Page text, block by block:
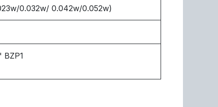
0.032w/ 0.042w/0.052w)